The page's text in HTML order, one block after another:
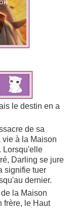
le destin en a
de sa
à la Maison
Lorsqu'elle
Darling se jure
signifie tuer
dernier.
la Maison
frère, le Haut